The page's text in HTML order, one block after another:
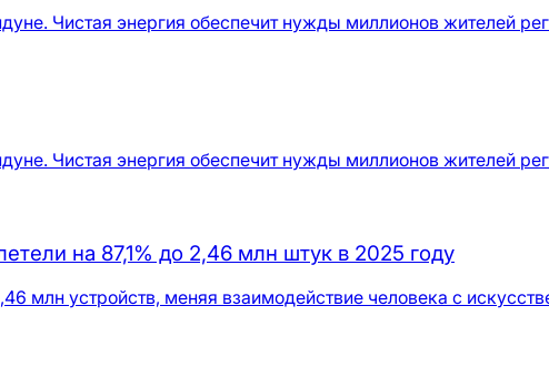
Чистая энергия обеспечит нужды миллионов жителей
Чистая энергия обеспечит нужды миллионов жителей
на 87,1% до 2,46 млн штук в 2025 году
устройств, меняя взаимодействие человека с